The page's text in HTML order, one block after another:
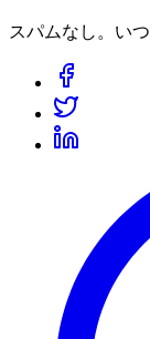
スパムなし。い